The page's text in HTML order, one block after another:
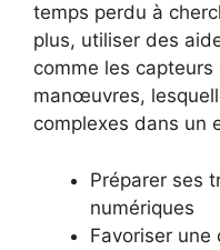
temps perdu à
plus, utiliser des
comme les
manœuvres,
complexes dans un
Préparer ses
numériques
Favoriser